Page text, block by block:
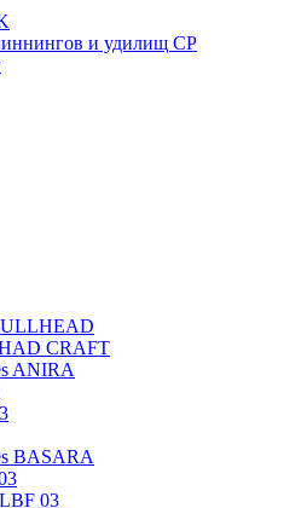
и удилищ СР
CRAFT
ANIRA
BASARA
03